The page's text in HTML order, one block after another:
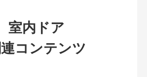
室内ドア
コンテンツ